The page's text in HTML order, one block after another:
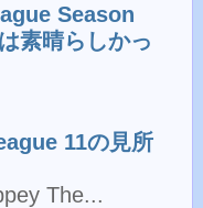
Season
素晴らしかっ
11の見所
The...